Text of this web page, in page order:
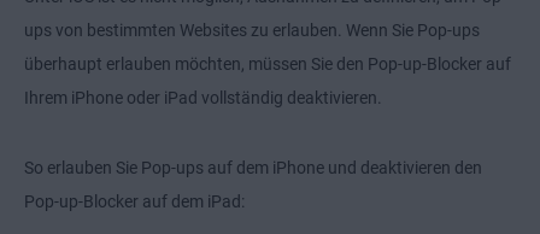
ups von bestimmten Websites zu erlauben. Wenn Sie Pop-ups
überhaupt erlauben möchten, müssen Sie den Pop-up-Blocker auf
Ihrem iPhone oder iPad vollständig deaktivieren.
So erlauben Sie Pop-ups auf dem iPhone und deaktivieren den
Pop-up-Blocker auf dem iPad: